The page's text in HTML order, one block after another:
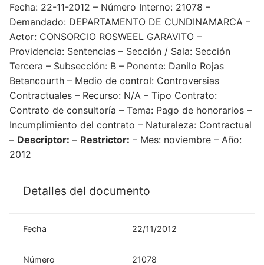
Fecha: 22-11-2012 – Número Interno: 21078 –
Demandado: DEPARTAMENTO DE CUNDINAMARCA –
Actor: CONSORCIO ROSWEEL GARAVITO –
Providencia: Sentencias – Sección / Sala: Sección
Tercera – Subsección: B – Ponente: Danilo Rojas
Betancourth – Medio de control: Controversias
Contractuales – Recurso: N/A – Tipo Contrato:
Contrato de consultoría – Tema: Pago de honorarios –
Incumplimiento del contrato – Naturaleza: Contractual
– Descriptor: – Restrictor: – Mes: noviembre – Año:
2012
Detalles del documento
Fecha 22/11/2012
Número
21078